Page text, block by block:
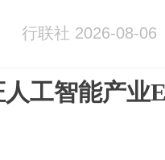
行联社 2026-08-06
工智能产业